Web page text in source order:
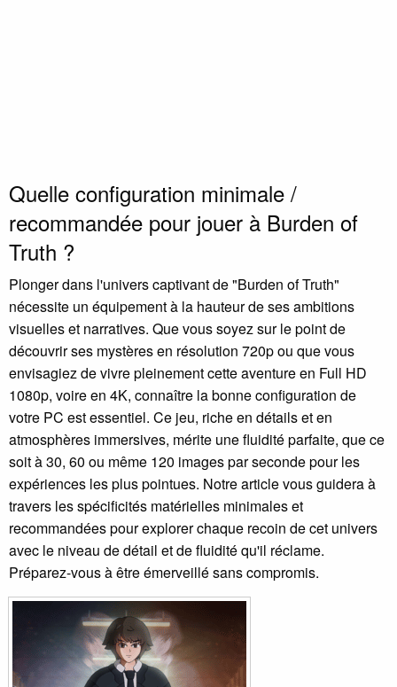
Quelle configuration minimale /
recommandée pour jouer à Burden of
Truth ?
Plonger dans l'univers captivant de "Burden of Truth"
nécessite un équipement à la hauteur de ses ambitions
visuelles et narratives. Que vous soyez sur le point de
découvrir ses mystères en résolution 720p ou que vous
envisagiez de vivre pleinement cette aventure en Full HD
1080p, voire en 4K, connaître la bonne configuration de
votre PC est essentiel. Ce jeu, riche en détails et en
atmosphères immersives, mérite une fluidité parfaite, que ce
soit à 30, 60 ou même 120 images par seconde pour les
expériences les plus pointues. Notre article vous guidera à
travers les spécificités matérielles minimales et
recommandées pour explorer chaque recoin de cet univers
avec le niveau de détail et de fluidité qu'il réclame.
Préparez-vous à être émerveillé sans compromis.